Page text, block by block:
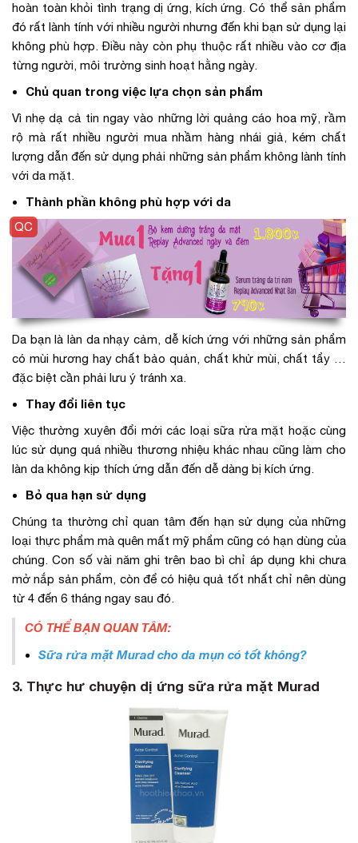
hoàn toàn khỏi tình trạng dị ứng, kích ứng. Có thể sản phẩm
đó rất lành tính với nhiều người nhưng đến khi bạn sử dụng lại
không phù hợp. Điều này còn phụ thuộc rất nhiều vào cơ địa
từng người, môi trường sinh hoạt hằng ngày.
Chủ quan trong việc lựa chọn sản phẩm
Vì nhẹ dạ cả tin ngay vào những lời quảng cáo hoa mỹ, rầm
rộ mà rất nhiều người mua nhầm hàng nhái giả, kém chất
lượng dẫn đến sử dụng phải những sản phẩm không lành tính
với da mặt.
Thành phần không phù hợp với da
Da bạn là làn da nhạy cảm, dễ kích ứng với những sản phẩm
có mùi hương hay chất bảo quản, chất khử mùi, chất tẩy …
đặc biệt cần phải lưu ý tránh xa.
Thay đổi liên tục
Việc thường xuyên đổi mới các loại sữa rửa mặt hoặc cùng
lúc sử dụng quá nhiều thương nhiệu khác nhau cũng làm cho
làn da không kịp thích ứng dẫn đến dễ dàng bị kích ứng.
Bỏ qua hạn sử dụng
Chúng ta thường chỉ quan tâm đến hạn sử dụng của những
loại thực phẩm mà quên mất mỹ phẩm cũng có hạn dùng của
chúng. Con số vài năm ghi trên bao bì chỉ áp dụng khi chưa
mở nắp sản phẩm, còn để có hiệu quả tốt nhất chỉ nên dùng
từ 4 đến 6 tháng ngay sau đó.
CÓ THỂ BẠN QUAN TÂM:
Sữa rửa mặt Murad cho da mụn có tốt không?
3. Thực hư chuyện dị ứng sữa rửa mặt Murad